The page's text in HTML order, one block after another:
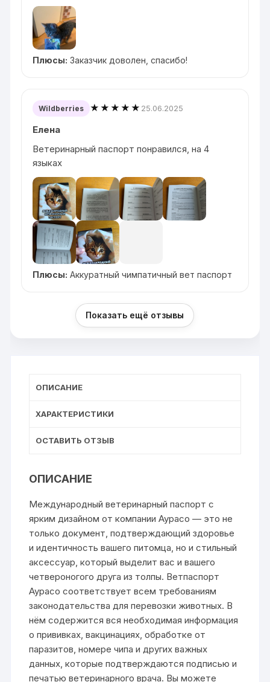
Плюсы: Заказчик доволен, спасибо!
Wildberries ★★★★★ 25.06.2025
Елена
Ветеринарный паспорт понравился, на 4
языках
Плюсы: Аккуратный чимпатичный вет паспорт
Показать ещё отзывы
ОПИСАНИЕ
ХАРАКТЕРИСТИКИ
ОСТАВИТЬ ОТЗЫВ
ОПИСАНИЕ
Международный ветеринарный паспорт с
ярким дизайном от компании Аурасо — это не
только документ, подтверждающий здоровье
и идентичность вашего питомца, но и стильный
аксессуар, который выделит вас и вашего
четвероногого друга из толпы. Ветпаспорт
Аурасо соответствует всем требованиям
законодательства для перевозки животных. В
нём содержится вся необходимая информация
о прививках, вакцинациях, обработке от
паразитов, номере чипа и других важных
данных, которые подтверждаются подписью и
печатью ветеринарного врача. Вы можете